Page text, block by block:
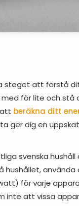
steget att förstå
för lite och stå
beräkna ditt
ger dig en
svenska hushåll
använda
för varje
att vissa